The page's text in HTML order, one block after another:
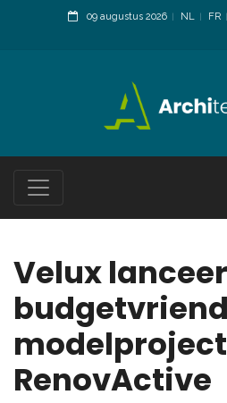
09 augustus 2026 NL FR
Velux
modelproject
RenovActive